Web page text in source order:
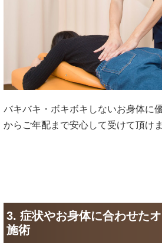
バキバキ・ボキボキしないお身体に
からご年配まで安心して受けて頂けま
3. 症状やお身体に合わせた
施術